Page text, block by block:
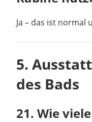
Ja – das ist normal
5.
des Bads
21. Wie